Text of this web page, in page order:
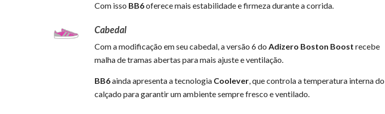
Com isso BB6oferece mais estabilidade e firmeza durante a corrida.
Cabedal
Com a modificação em seu cabedal, a versão 6 do Adizero Boston Boost recebe
malha de tramas abertas para mais ajuste e ventilação.
BB6ainda apresenta a tecnologia Coolever, que controla a temperatura interna do
calçado para garantir um ambiente sempre fresco e ventilado.